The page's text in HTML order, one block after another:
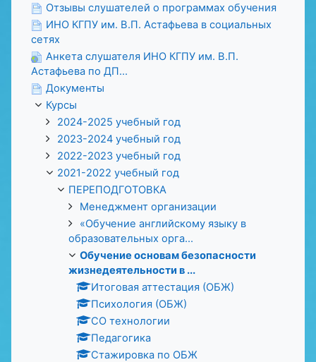
Отзывы слушателей о программах обучения
ИНО КГПУ им. В.П. Астафьева в социальных
сетях
Анкета слушателя ИНО КГПУ им. В.П.
Астафьева по ДП...
Документы
Курсы
2024-2025 учебный год
2023-2024 учебный год
2022-2023 учебный год
2021-2022 учебный год
ПЕРЕПОДГОТОВКА
Менеджмент организации
«Обучение английскому языку в
образовательных орга...
Обучение основам безопасности
жизнедеятельности в ...
Итоговая аттестация (ОБЖ)
Психология (ОБЖ)
СО технологии
Педагогика
Стажировка по ОБЖ